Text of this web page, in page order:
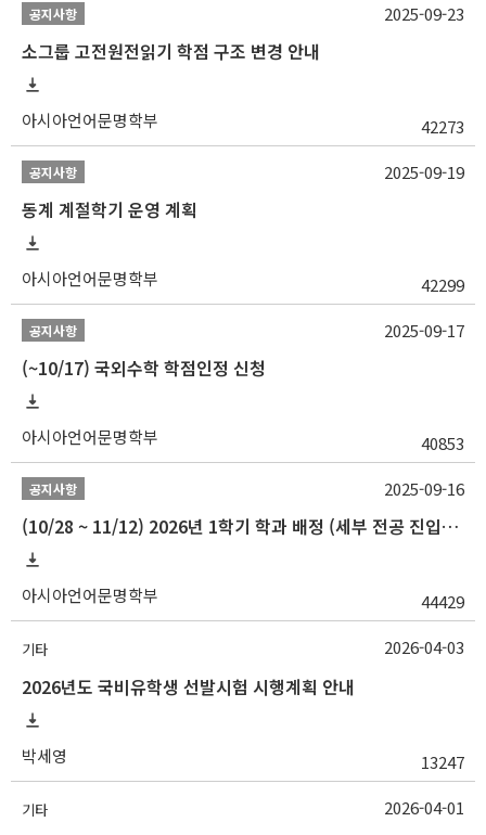
공지사항
소그룹 고전원전읽기 학점 구조 변경 안내
아시아언어문명학부 42273
2025-09-23
공지사항
동계 계절학기 운영 계획
아시아언어문명학부 42299
2025-09-19
공지사항
(~10/17) 국외수학 학점인정 신청
아시아언어문명학부 40853
2025-09-17
공지사항
(10/28 ~ 11/12) 2026년 1학기 학과 배정 (세부 전공 진입) 안내
아시아언어문명학부 44429
2025-09-16
기타
2026년도 국비유학생 선발시험 시행계획 안내
박세영 13247
2026-04-03
기타 2026-04-01